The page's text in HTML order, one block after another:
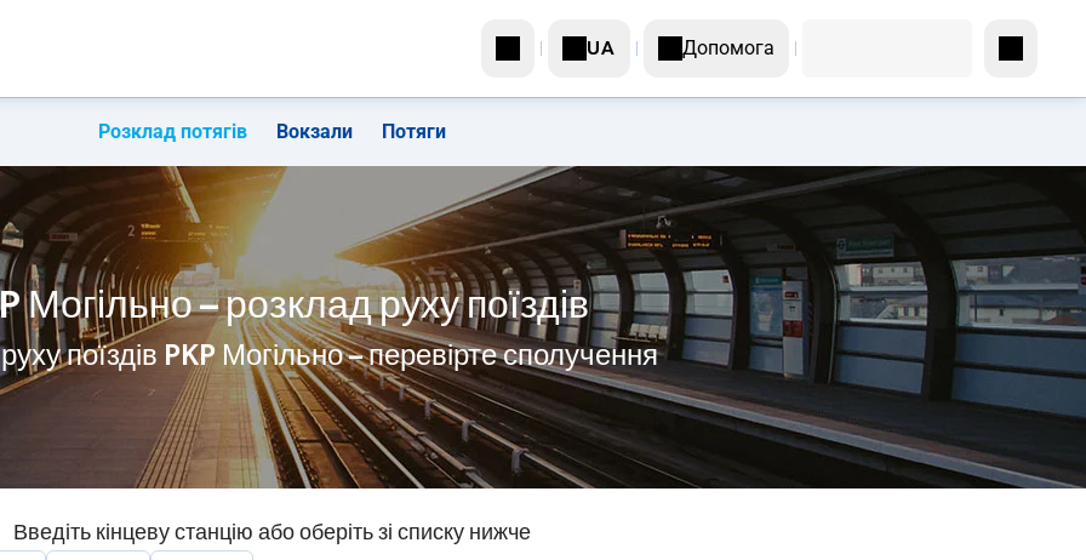
UA Допомога
Розклад потягів Вокзали Потяги
Могільно – розклад руху поїздів
поїздів PKP Могільно – перевірте сполучення
Введіть кінцеву станцію або оберіть зі списку нижче